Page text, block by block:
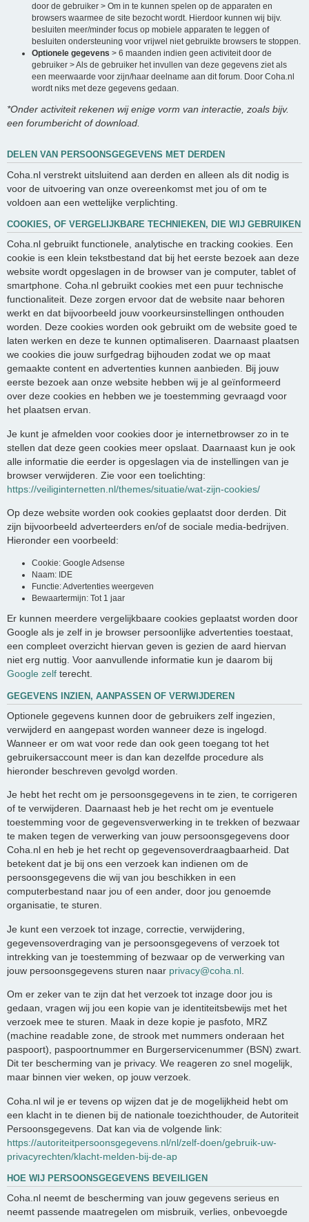
door de gebruiker > Om in te kunnen spelen op de apparaten en
browsers waarmee de site bezocht wordt. Hierdoor kunnen wij bijv.
besluiten meer/minder focus op mobiele apparaten te leggen of
besluiten ondersteuning voor vrijwel niet gebruikte browsers te stoppen.
Optionele gegevens > 6 maanden indien geen activiteit door de
gebruiker > Als de gebruiker het invullen van deze gegevens ziet als
een meerwaarde voor zijn/haar deelname aan dit forum. Door Coha.nl
wordt niks met deze gegevens gedaan.
*Onder activiteit rekenen wij enige vorm van interactie, zoals bijv.
een forumbericht of download.
DELEN VAN PERSOONSGEGEVENS MET DERDEN
Coha.nl verstrekt uitsluitend aan derden en alleen als dit nodig is
voor de uitvoering van onze overeenkomst met jou of om te
voldoen aan een wettelijke verplichting.
COOKIES, OF VERGELIJKBARE TECHNIEKEN, DIE WIJ GEBRUIKEN
Coha.nl gebruikt functionele, analytische en tracking cookies. Een
cookie is een klein tekstbestand dat bij het eerste bezoek aan deze
website wordt opgeslagen in de browser van je computer, tablet of
smartphone. Coha.nl gebruikt cookies met een puur technische
functionaliteit. Deze zorgen ervoor dat de website naar behoren
werkt en dat bijvoorbeeld jouw voorkeursinstellingen onthouden
worden. Deze cookies worden ook gebruikt om de website goed te
laten werken en deze te kunnen optimaliseren. Daarnaast plaatsen
we cookies die jouw surfgedrag bijhouden zodat we op maat
gemaakte content en advertenties kunnen aanbieden. Bij jouw
eerste bezoek aan onze website hebben wij je al geïnformeerd
over deze cookies en hebben we je toestemming gevraagd voor
het plaatsen ervan.
Je kunt je afmelden voor cookies door je internetbrowser zo in te
stellen dat deze geen cookies meer opslaat. Daarnaast kun je ook
alle informatie die eerder is opgeslagen via de instellingen van je
browser verwijderen. Zie voor een toelichting:
https://veiliginternetten.nl/themes/situatie/wat-zijn-cookies/
Op deze website worden ook cookies geplaatst door derden. Dit
zijn bijvoorbeeld adverteerders en/of de sociale media-bedrijven.
Hieronder een voorbeeld:
Cookie: Google Adsense
Naam: IDE
Functie: Advertenties weergeven
Bewaartermijn: Tot 1 jaar
Er kunnen meerdere vergelijkbaare cookies geplaatst worden door
Google als je zelf in je browser persoonlijke advertenties toestaat,
een compleet overzicht hiervan geven is gezien de aard hiervan
niet erg nuttig. Voor aanvullende informatie kun je daarom bij
Google zelf terecht.
GEGEVENS INZIEN, AANPASSEN OF VERWIJDEREN
Optionele gegevens kunnen door de gebruikers zelf ingezien,
verwijderd en aangepast worden wanneer deze is ingelogd.
Wanneer er om wat voor rede dan ook geen toegang tot het
gebruikersaccount meer is dan kan dezelfde procedure als
hieronder beschreven gevolgd worden.
Je hebt het recht om je persoonsgegevens in te zien, te corrigeren
of te verwijderen. Daarnaast heb je het recht om je eventuele
toestemming voor de gegevensverwerking in te trekken of bezwaar
te maken tegen de verwerking van jouw persoonsgegevens door
Coha.nl en heb je het recht op gegevensoverdraagbaarheid. Dat
betekent dat je bij ons een verzoek kan indienen om de
persoonsgegevens die wij van jou beschikken in een
computerbestand naar jou of een ander, door jou genoemde
organisatie, te sturen.
Je kunt een verzoek tot inzage, correctie, verwijdering,
gegevensoverdraging van je persoonsgegevens of verzoek tot
intrekking van je toestemming of bezwaar op de verwerking van
jouw persoonsgegevens sturen naar privacy@coha.nl
Om er zeker van te zijn dat het verzoek tot inzage door jou is
gedaan, vragen wij jou een kopie van je identiteitsbewijs met het
verzoek mee te sturen. Maak in deze kopie je pasfoto, MRZ
(machine readable zone, de strook met nummers onderaan het
paspoort), paspoortnummer en Burgerservicenummer (BSN) zwart.
Dit ter bescherming van je privacy. We reageren zo snel mogelijk,
maar binnen vier weken, op jouw verzoek.
Coha.nl wil je er tevens op wijzen dat je de mogelijkheid hebt om
een klacht in te dienen bij de nationale toezichthouder, de Autoriteit
Persoonsgegevens. Dat kan via de volgende link:
https://autoriteitpersoonsgegevens.nl/nl/zelf-doen/gebruik-uw-
privacyrechten/klacht-melden-bij-de-ap
HOE WIJ PERSOONSGEGEVENS BEVEILIGEN
Coha.nl neemt de bescherming van jouw gegevens serieus en
neemt passende maatregelen om misbruik, verlies, onbevoegde